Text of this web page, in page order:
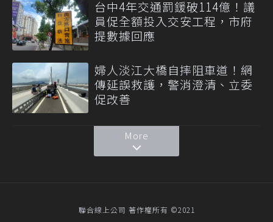
台中4年交通罰鍰破114億！議
員促全額投入交安工程，市府
提數據回應
婦人淡江大橋自摔阻車道！網
傳延誤救護，警消澄清、立委
促改善
More
聯合線上公司 著作權所有 ©2021